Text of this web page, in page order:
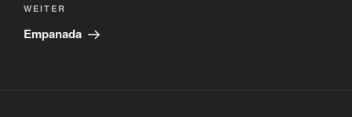
Nächster
Beitrag
WEITER
Empanada